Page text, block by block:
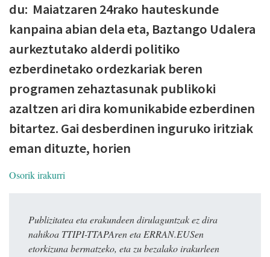
du: Maiatzaren 24rako hauteskunde
kanpaina abian dela eta, Baztango Udalera
aurkeztutako alderdi politiko
ezberdinetako ordezkariak beren
programen zehaztasunak publikoki
azaltzen ari dira komunikabide ezberdinen
bitartez. Gai desberdinen inguruko iritziak
eman dituzte, horien
Osorik irakurri
Publizitatea eta erakundeen dirulaguntzak ez dira
nahikoa TTIPI-TTAPAren eta ERRAN.EUSen
etorkizuna bermatzeko, eta zu bezalako irakurleen